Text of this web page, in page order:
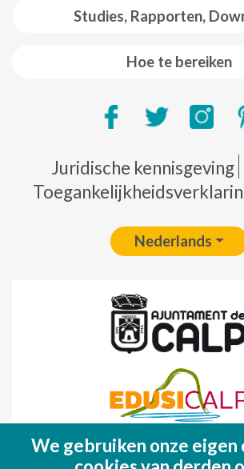
Studies, Rapporten,
Hoe te bereiken
Pie de
Juridische kennisgeving
Nederlands
Fondo Europeo de Desarrollo
We gebruiken onze eigen